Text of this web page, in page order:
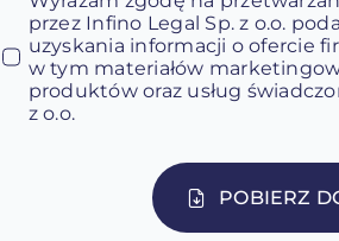
przez Infino Legal Sp. z o.o.
uzyskania informacji o ofercie
w tym materiałów
produktów oraz usług
z o.o.
POBIERZ